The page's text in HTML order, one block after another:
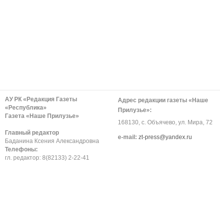
АУ РК «Редакция Газеты
«Республика»
Газета «Наше Прилузье»
Главный редактор
Баданина Ксения Александровна
Телефоны:
гл. редактор: 8(82133) 2-22-41
Адрес редакции газеты «Наше
Прилузье»:
168130, с. Объячево, ул. Мира, 72
е-mail: zt-press@yandex.ru